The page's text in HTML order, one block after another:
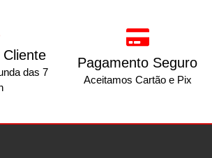
das 7
Pagamento Seguro
Aceitamos Cartão e Pix